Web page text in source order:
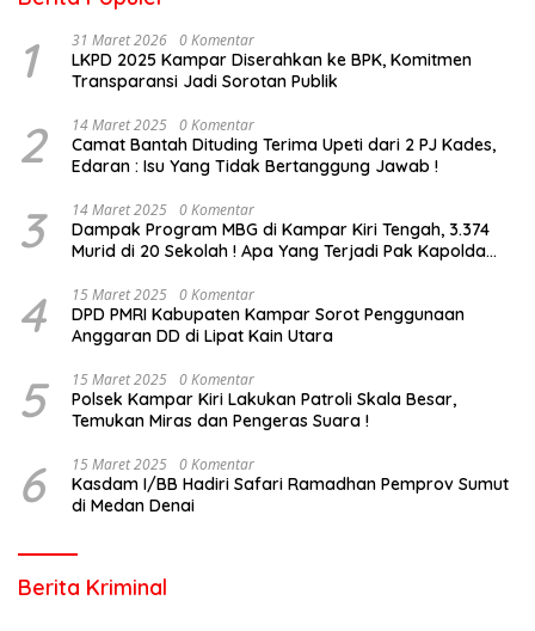
1 31 Maret 2026 0 Komentar
LKPD 2025 Kampar Diserahkan ke BPK, Komitmen
Transparansi Jadi Sorotan Publik
2 14 Maret 2025 0 Komentar
Camat Bantah Dituding Terima Upeti dari 2 PJ Kades,
Edaran : Isu Yang Tidak Bertanggung Jawab !
3 14 Maret 2025 0 Komentar
Dampak Program MBG di Kampar Kiri Tengah, 3.374
Murid di 20 Sekolah ! Apa Yang Terjadi Pak Kapolda
4 15 Maret 2025 0 Komentar
DPD PMRI Kabupaten Kampar Sorot Penggunaan
Anggaran DD di Lipat Kain Utara
5 15 Maret 2025 0 Komentar
Polsek Kampar Kiri Lakukan Patroli Skala Besar,
Temukan Miras dan Pengeras Suara !
6 15 Maret 2025 0 Komentar
Kasdam I/BB Hadiri Safari Ramadhan Pemprov Sumut
di Medan Denai
Berita Kriminal